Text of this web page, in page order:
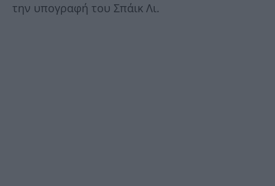
την υπογραφή του Σπάικ Λι.